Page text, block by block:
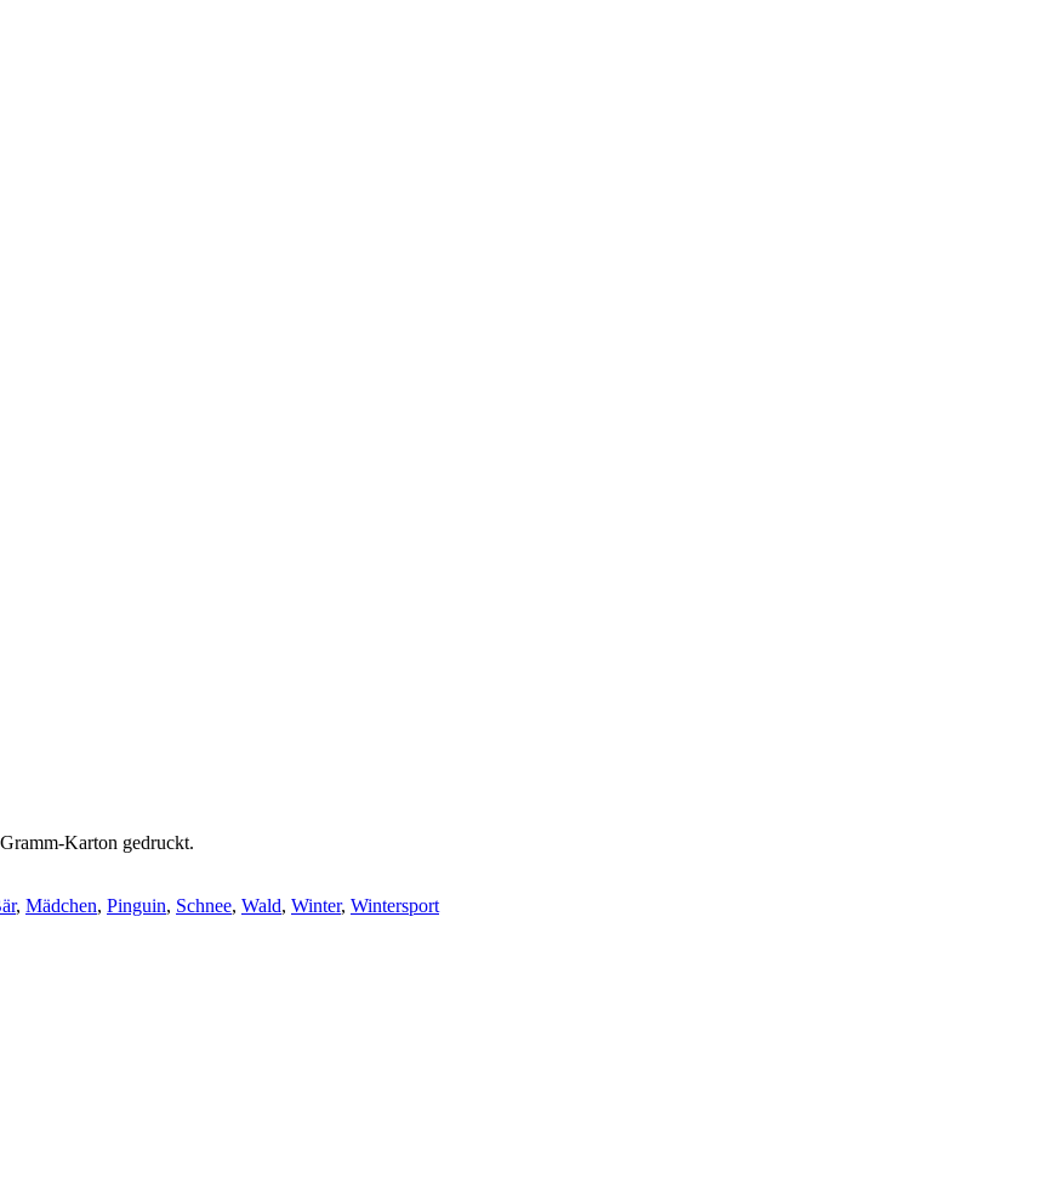
Karton gedruckt.
, Mädchen, Pinguin, Schnee, Wald, Winter, Wintersport